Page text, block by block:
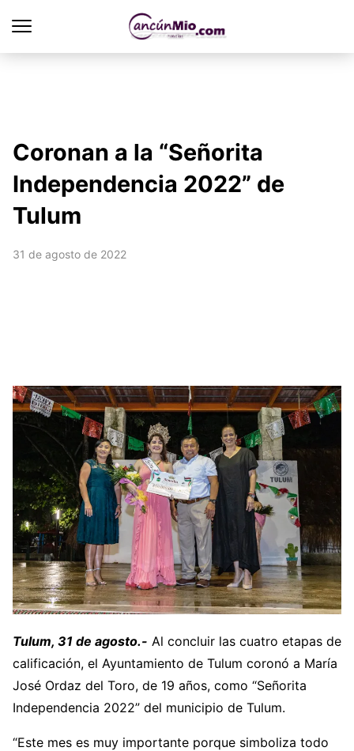
Coronan a la “Señorita
Independencia 2022” de
Tulum
31 de agosto de 2022
Tulum, 31 de agosto.- Al concluir las cuatro etapas de
calificación, el Ayuntamiento de Tulum coronó a María
José Ordaz del Toro, de 19 años, como “Señorita
Independencia 2022” del municipio de Tulum.
“Este mes es muy importante porque simboliza todo